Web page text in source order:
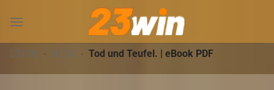
đến
dung23WIN - BLOG - Tod und Teufel. | eBook PDF